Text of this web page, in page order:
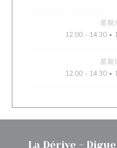
星期
12:00 - 14:30 •
星期
12:00 - 14:30 •
La Dérive -